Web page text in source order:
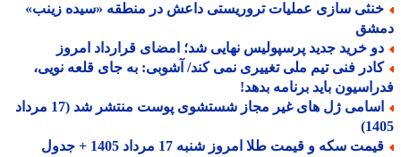
سازی عملیات تروریستی داعش در منطقه «سیده زینب»
خرید جدید پرسپولیس نهایی شد؛ امضای قرارداد امروز
فنی تیم ملی تغییری نمی کند/ آشوبی: به جای قلعه نویی،
باید برنامه بدهد!
اسامی ژل های غیر مجاز شستشوی پوست منتشر شد (17 مرداد
سکه و قیمت طلا امروز شنبه 17 مرداد 1405 + جدول